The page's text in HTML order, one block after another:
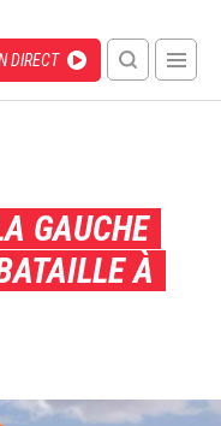
Menu
recherche
mobile
DIRECT
GAUCHE
À